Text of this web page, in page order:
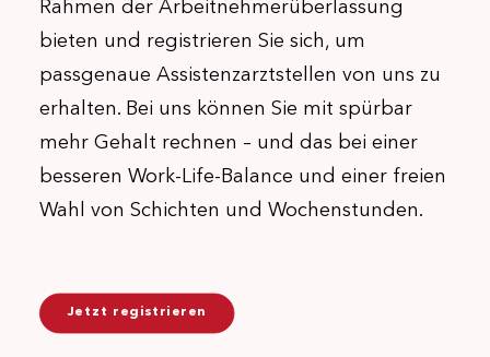
Rahmen der Arbeitnehmerüberlassung
bieten und registrieren Sie sich, um
passgenaue Assistenzarztstellen von uns zu
erhalten. Bei uns können Sie mit spürbar
mehr Gehalt rechnen – und das bei einer
besseren Work-Life-Balance und einer freien
Wahl von Schichten und Wochenstunden.
Jetzt registrieren